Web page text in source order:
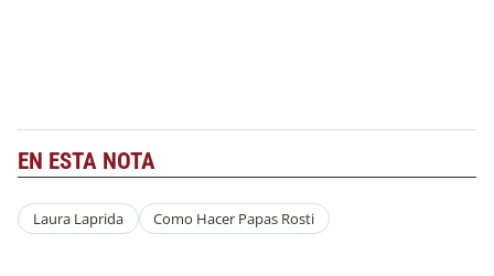
EN ESTA NOTA
Laura Laprida Como Hacer Papas Rosti